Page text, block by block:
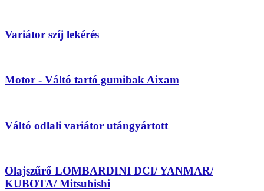
Variátor szíj lekérés
Motor - Váltó tartó gumibak Aixam
Váltó odlali variátor utángyártott
Olajszűrő LOMBARDINI DCI/ YANMAR/
KUBOTA/ Mitsubishi